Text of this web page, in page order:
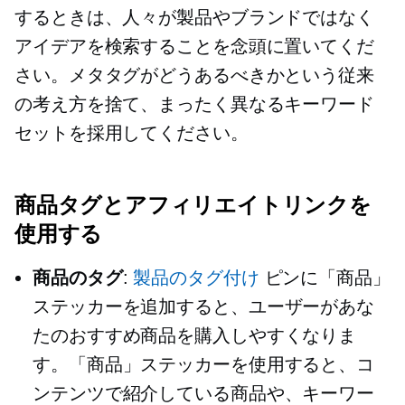
するときは、人々が製品やブランドではなく
アイデアを検索することを念頭に置いてくだ
さい。メタタグがどうあるべきかという従来
の考え方を捨て、まったく異なるキーワード
セットを採用してください。
商品タグとアフィリエイトリンクを
使用する
商品のタグ:製品のタグ付け ピンに「商品」
ステッカーを追加すると、ユーザーがあな
たのおすすめ商品を購入しやすくなりま
す。「商品」ステッカーを使用すると、コ
ンテンツで紹介している商品や、キーワー